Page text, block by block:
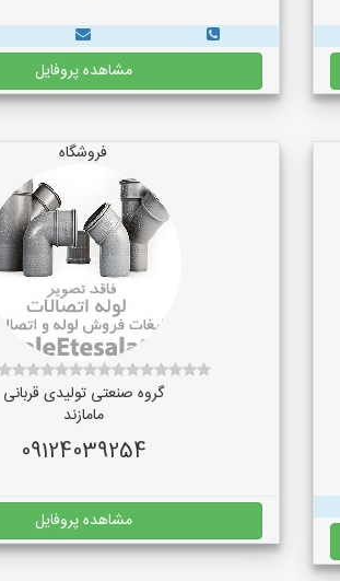
مشاهده پروفایل
فروشگاه
گروه صنعتی تولیدی قربانی
مامازند
09124039254
مشاهده پروفایل